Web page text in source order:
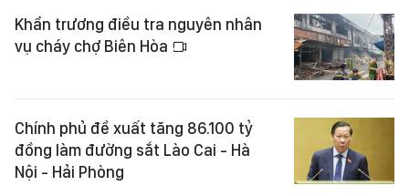
Khẩn trương điều tra nguyên nhân
vụ cháy chợ Biên Hòa
Chính phủ đề xuất tăng 86.100 tỷ
đồng làm đường sắt Lào Cai - Hà
Nội - Hải Phòng